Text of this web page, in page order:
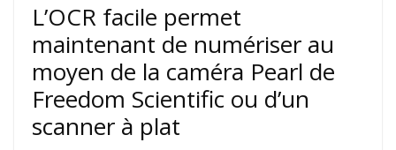
L’OCR facile permet
maintenant de numériser au
moyen de la caméra Pearl de
Freedom Scientific ou d’un
scanner à plat